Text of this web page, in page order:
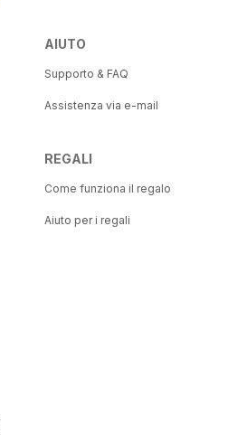
AIUTO
Supporto & FAQ
Assistenza via e-mail
REGALI
Come funziona il regalo
Aiuto per i regali